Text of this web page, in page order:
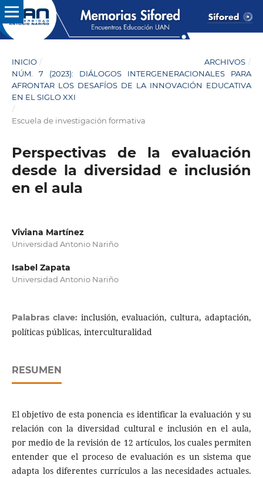
INICIO / ARCHIVOS /
NÚM. 7 (2023): DIÁLOGOS INTERGENERACIONALES PARA
AFRONTAR LOS DESAFÍOS DE LA INNOVACIÓN EDUCATIVA
EN EL SIGLO XXI
/
Escuela de investigación formativa
Perspectivas de la evaluación
desde la diversidad e inclusión
en el aula
Viviana Martínez
Universidad Antonio Nariño
Isabel Zapata
Universidad Antonio Nariño
Palabras clave: inclusión, evaluación, cultura, adaptación,
políticas públicas, interculturalidad
RESUMEN
El objetivo de esta ponencia es identificar la evaluación y su
relación con la diversidad cultural e inclusión en el aula,
por medio de la revisión de 12 artículos, los cuales permiten
entender que el proceso de evaluación es un sistema que
adapta los diferentes currículos a las necesidades actuales.